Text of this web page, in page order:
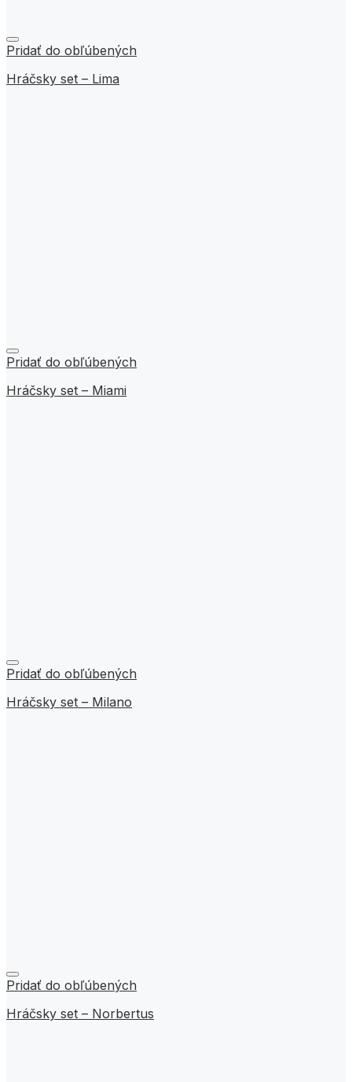
Pridať do obľúbených
Hráčsky set – Lima
Pridať do obľúbených
Hráčsky set – Miami
Pridať do obľúbených
Hráčsky set – Milano
Pridať do obľúbených
Hráčsky set – Norbertus